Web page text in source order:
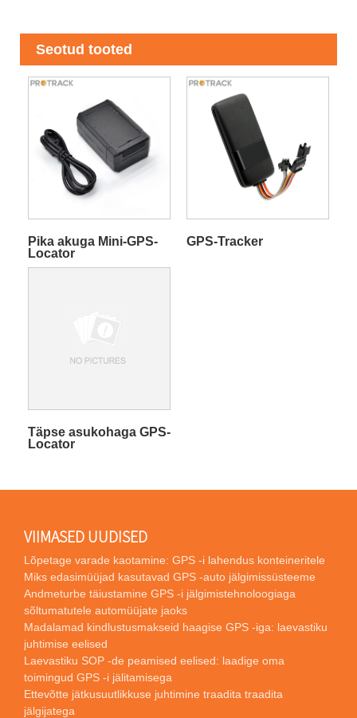
Seotud tooted
Pika akuga Mini-GPS-
Locator
GPS-Tracker
Täpse asukohaga GPS-
Locator
VIIMASED UUDISED
Lõpetage varade kaotamine: GPS -i lahendus konteineritele
Miks edasimüüjad kasutavad GPS -auto jälgimissüsteeme
Andmeturbe täiustamine GPS -i jälgimistehnoloogiaga
sõltumatutele automüüjate jaoks
Madalamad kindlustusmakseid haagise GPS -iga: laevastiku
juhtimise eelised
Laevastiku SOP -de peamised eelised: laadige oma
toimingud GPS -i jälitamisega
Ettevõtte jätkusuutlikkuse juhtimine traadita traadita
jälgijatega